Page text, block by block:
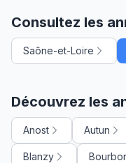
Consultez les
Saône-et-Loire
Découvrez les
Anost Autun
Blanzy